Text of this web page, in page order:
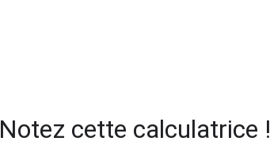
Notez cette calculatrice !